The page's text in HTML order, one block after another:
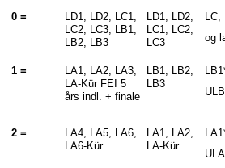
0 =
LD1, LD2, LC1,
LC2, LC3, LB1,
LB2, LB3
LD1, LD2,
LC1, LC2,
LC3
LC,
og
1 =
LA1, LA2, LA3,
LA-Kür FEI 5
års indl. + finale
LB1, LB2,
LB3
ULB
2 =
LA4, LA5, LA6,
LA6-Kür
LA1, LA2,
LA-Kür